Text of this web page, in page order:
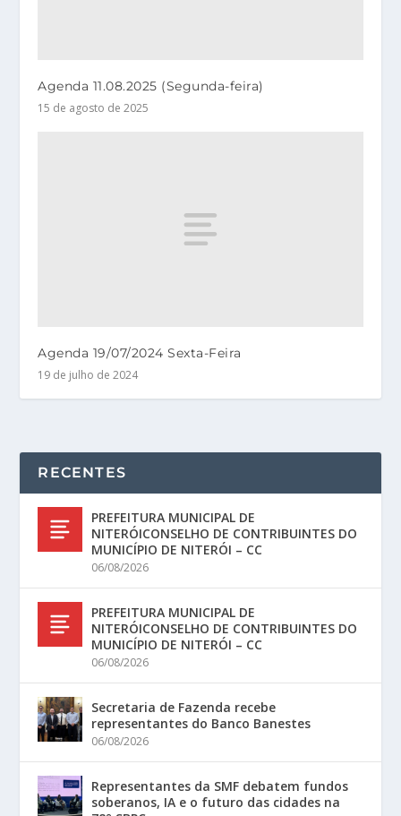
Agenda 11.08.2025 (Segunda-feira)
15 de agosto de 2025
Agenda 19/07/2024 Sexta-Feira
19 de julho de 2024
RECENTES
PREFEITURA MUNICIPAL DE
NITERÓICONSELHO DE CONTRIBUINTES DO
MUNICÍPIO DE NITERÓI – CC
06/08/2026
PREFEITURA MUNICIPAL DE
NITERÓICONSELHO DE CONTRIBUINTES DO
MUNICÍPIO DE NITERÓI – CC
06/08/2026
Secretaria de Fazenda recebe
representantes do Banco Banestes
06/08/2026
Representantes da SMF debatem fundos
soberanos, IA e o futuro das cidades na